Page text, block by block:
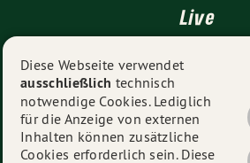
Live
Impressum
Datenschutz
Diese Webseite verwendet
ausschließlich technisch
notwendige Cookies. Lediglich
für die Anzeige von externen
Inhalten können zusätzliche
Cookies erforderlich sein. Diese